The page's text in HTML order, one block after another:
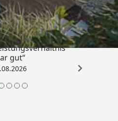
4,83/ 5
gut“